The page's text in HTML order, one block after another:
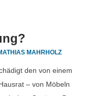
MAHRHOLZ
den von einem
– von Möbeln